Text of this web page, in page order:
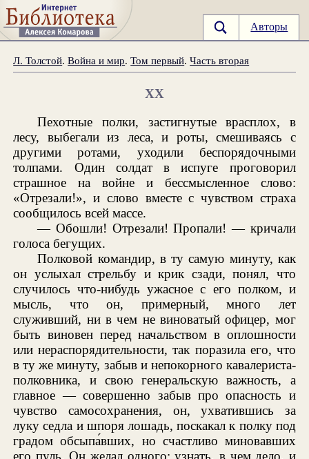
Авторы
Л. Толстой.Война и мир.Том первый.Часть вторая
XX
Пехотные полки, застигнутые врасплох, в
лесу, выбегали из леса, и роты, смешиваясь с
другими ротами, уходили беспорядочными
толпами. Один солдат в испуге проговорил
страшное на войне и бессмысленное слово:
«Отрезали!», и слово вместе с чувством страха
сообщилось всей массе.
— Обошли! Отрезали! Пропали! — кричали
голоса бегущих.
Полковой командир, в ту самую минуту, как
он услыхал стрельбу и крик сзади, понял, что
случилось что-нибудь ужасное с его полком, и
мысль, что он, примерный, много лет
служивший, ни в чем не виноватый офицер, мог
быть виновен перед начальством в оплошности
или нераспорядительности, так поразила его, что
в ту же минуту, забыв и непокорного кавалериста-
полковника, и свою генеральскую важность, а
главное — совершенно забыв про опасность и
чувство самосохранения, он, ухватившись за
луку седла и шпоря лошадь, поскакал к полку под
градом обсыпа́вших, но счастливо миновавших
его пуль. Он желал одного: узнать, в чем дело, и